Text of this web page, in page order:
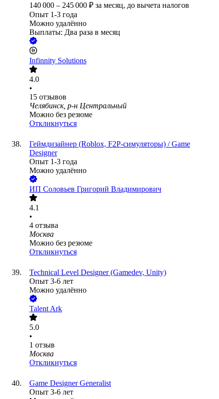
140 000 – 245 000 ₽ за месяц, до вычета налогов
Опыт 1-3 года
Можно удалённо
Выплаты: Два раза в месяц
Infinnity Solutions
4.0
•
15 отзывов
Челябинск, р-н Центральный
Можно без резюме
Откликнуться
Геймдизайнер (Roblox, F2P-симуляторы) / Game
Designer
Опыт 1-3 года
Можно удалённо
ИП Соловьев Григорий Владимирович
4.1
•
4 отзыва
Москва
Можно без резюме
Откликнуться
Technical Level Designer (Gamedev, Unity)
Опыт 3-6 лет
Можно удалённо
Talent Ark
5.0
•
1 отзыв
Москва
Откликнуться
Game Designer Generalist
Опыт 3-6 лет